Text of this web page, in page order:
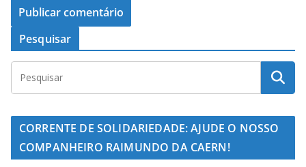
Pesquisar
CORRENTE DE SOLIDARIEDADE: AJUDE O NOSSO
COMPANHEIRO RAIMUNDO DA CAERN!